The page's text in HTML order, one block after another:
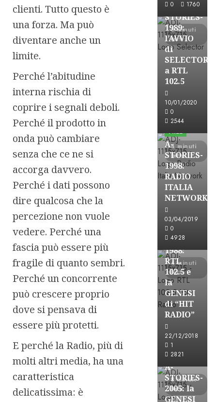
clienti. Tutto questo è
una forza. Ma può
diventare anche un
limite.
Perché l’abitudine
interna rischia di
coprire i segnali deboli.
Perché il prodotto in
onda può cambiare
senza che ce ne si
accorga davvero.
Perché i dati possono
dire qualcosa che la
percezione non vuole
vedere. Perché una
fascia può essere più
fragile di quanto sembri.
Perché un concorrente
può crescere proprio
dove si pensava di
essere più protetti.
E perché la Radio, più di
molti altri media, ha una
caratteristica
delicatissima: è
0
1760
6 minuti
letti
A-
STORIES-
1989:
l’AVVIO
di
SELECTOR
a RTL
102.5
10/01/2020
0
2544
4 minuti
letti
A-Stories
Formazione
FREE
A-
STORIES-
1998:
RADIO
ITALIA
NETWORK
03/04/2019
0
4928
4 minuti
letti
A-Stories
FREE
A-
STORIES-
1988:
RTL
102.5 e
la
GENESI
di “HIT
RADIO”
22/12/2018
1
2821
8 minuti
letti
Formazione
FREE
A-
STORIES-
2005: la
GENESI